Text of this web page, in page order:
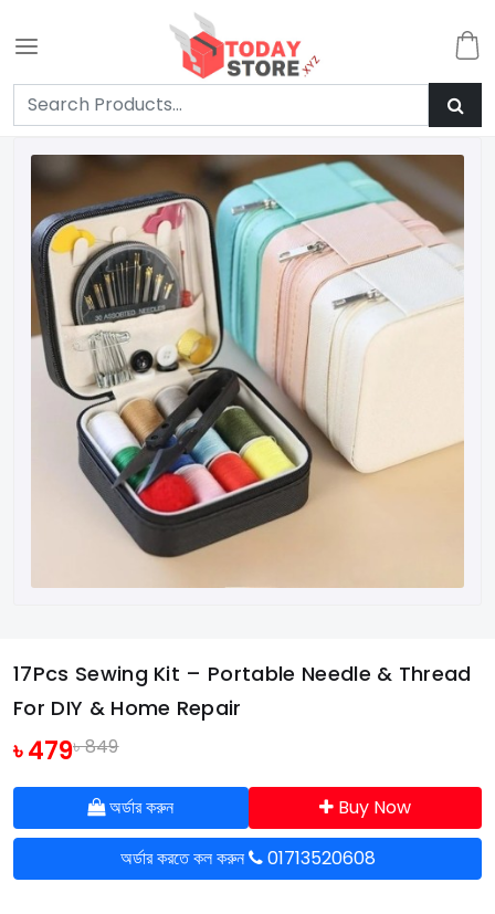
17Pcs Sewing Kit – Portable Needle & Thread
For DIY & Home Repair
৳ 479৳ 849
অর্ডার করুন
Buy Now
অর্ডার করতে কল করুন
01713520608